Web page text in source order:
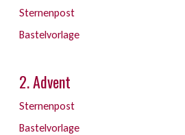
Sternenpost
Bastelvorlage
2. Advent
Sternenpost
Bastelvorlage